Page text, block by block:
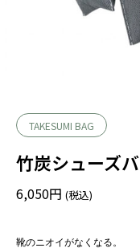
TAKESUMI BAG
竹炭シューズ
6,050円 (税込)
靴のニオイがなくなる。